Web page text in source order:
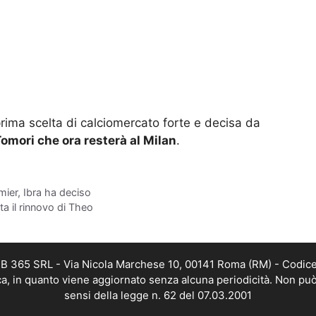
scelta di calciomercato forte e decisa da
che ora resterà al Milan.
Ibra ha deciso
il rinnovo di Theo
365 SRL - Via Nicola Marchese 10, 00141 Roma (RM) -
in quanto viene aggiornato senza alcuna periodicità. Non
sensi della legge n. 62 del 07.03.2001